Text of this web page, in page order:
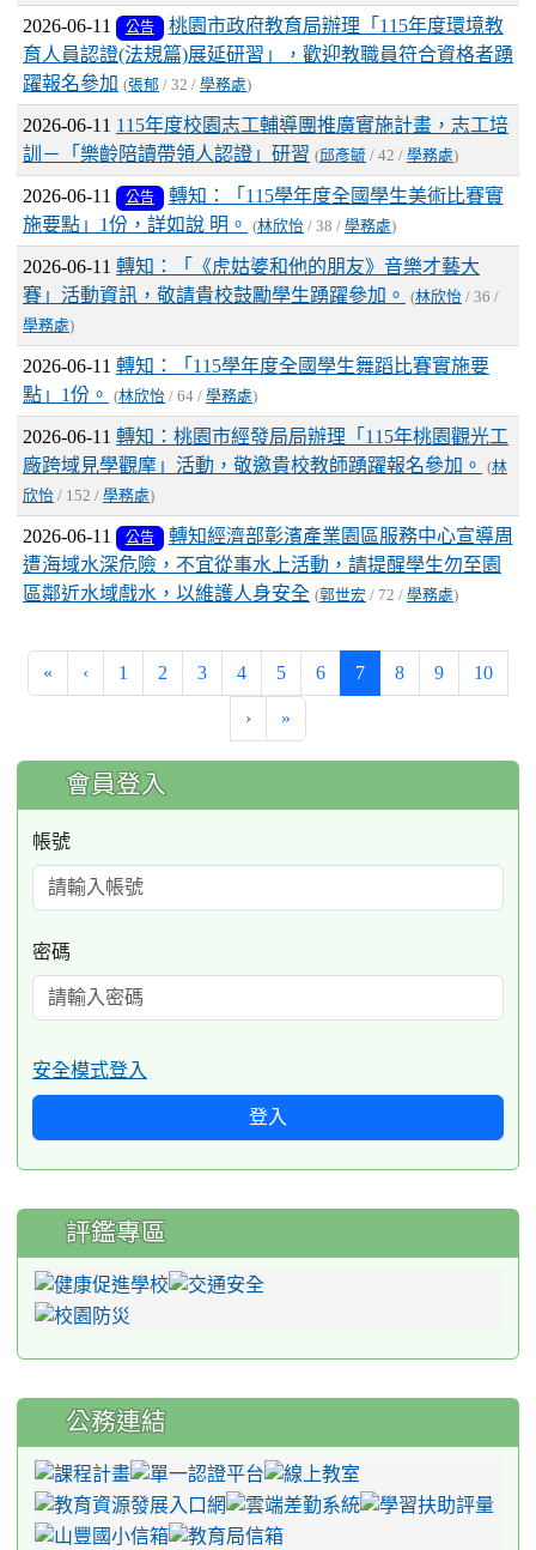
2026-06-11 公告
桃園市政府教育局​​​​​​​辦理「115年度環境教
育人員認證(法規篇)展延研習」，歡迎教職員符合資格者踴
躍報名參加 (張郁 / 32 / 學務處)
2026-06-11 115年度校園志工輔導團推廣實施計畫，志工培
訓－「樂齡陪讀帶領人認證」研習 (邱彥毓 / 42 / 學務處)
2026-06-11 公告
轉知：「115學年度全國學生美術比賽實
施要點」1份，詳如說 明。
(林欣怡 / 38 / 學務處)
2026-06-11 轉知：「《虎姑婆和他的朋友》音樂才藝大
賽」活動資訊，敬請貴校鼓勵學生踴躍參加。
(林欣怡 / 36 /
學務處)
2026-06-11 轉知：「115學年度全國學生舞蹈比賽實施要
點」1份。
(林欣怡 / 64 / 學務處)
2026-06-11 轉知：桃園市經發局局辦理「115年桃園觀光工
廠跨域見學觀摩」活動，敬邀貴校教師踴躍報名參加。
(林
欣怡 / 152 / 學務處)
2026-06-11 公告
轉知經濟部彰濱產業園區服務中心宣導周
遭海域水深危險，不宜從事水上活動，請提醒學生勿至園
區鄰近水域戲水，以維護人身安全 (郭世宏 / 72 / 學務處)
« ‹ 1 2 3 4 5 6 7(current)
8 9 10
› »
:::
會員登入
帳號
密碼
安全模式登入
登入
評鑑專區
公務連結